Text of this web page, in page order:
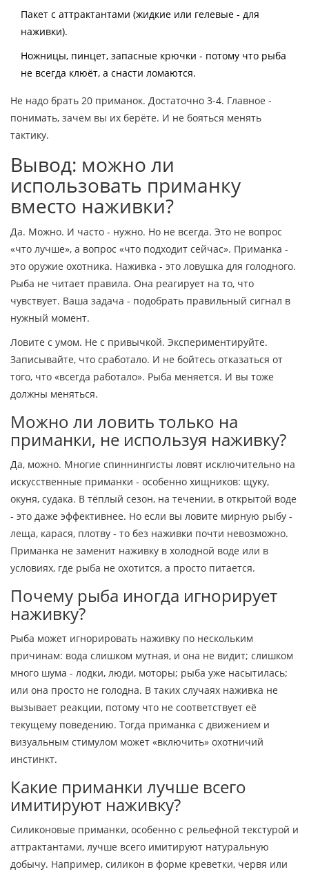
Пакет с аттрактантами (жидкие или гелевые - для
наживки).
Ножницы, пинцет, запасные крючки - потому что рыба
не всегда клюёт, а снасти ломаются.
Не надо брать 20 приманок. Достаточно 3-4. Главное -
понимать, зачем вы их берёте. И не бояться менять
тактику.
Вывод: можно ли
использовать приманку
вместо наживки?
Да. Можно. И часто - нужно. Но не всегда. Это не вопрос
«что лучше», а вопрос «что подходит сейчас». Приманка -
это оружие охотника. Наживка - это ловушка для голодного.
Рыба не читает правила. Она реагирует на то, что
чувствует. Ваша задача - подобрать правильный сигнал в
нужный момент.
Ловите с умом. Не с привычкой. Экспериментируйте.
Записывайте, что сработало. И не бойтесь отказаться от
того, что «всегда работало». Рыба меняется. И вы тоже
должны меняться.
Можно ли ловить только на
приманки, не используя наживку?
Да, можно. Многие спиннингисты ловят исключительно на
искусственные приманки - особенно хищников: щуку,
окуня, судака. В тёплый сезон, на течении, в открытой воде
- это даже эффективнее. Но если вы ловите мирную рыбу -
леща, карася, плотву - то без наживки почти невозможно.
Приманка не заменит наживку в холодной воде или в
условиях, где рыба не охотится, а просто питается.
Почему рыба иногда игнорирует
наживку?
Рыба может игнорировать наживку по нескольким
причинам: вода слишком мутная, и она не видит; слишком
много шума - лодки, люди, моторы; рыба уже насытилась;
или она просто не голодна. В таких случаях наживка не
вызывает реакции, потому что не соответствует её
текущему поведению. Тогда приманка с движением и
визуальным стимулом может «включить» охотничий
инстинкт.
Какие приманки лучше всего
имитируют наживку?
Силиконовые приманки, особенно с рельефной текстурой и
аттрактантами, лучше всего имитируют натуральную
добычу. Например, силикон в форме креветки, червя или